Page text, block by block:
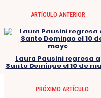
ARTÍCULO ANTERIOR
Laura Pausini regresa a
Santo Domingo el 10 de
PRÓXIMO ARTÍCULO